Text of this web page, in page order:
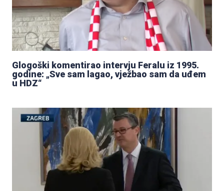
Glogoški komentirao intervju Feralu iz 1995.
godine: „Sve sam lagao, vježbao sam da uđem
u HDZ“